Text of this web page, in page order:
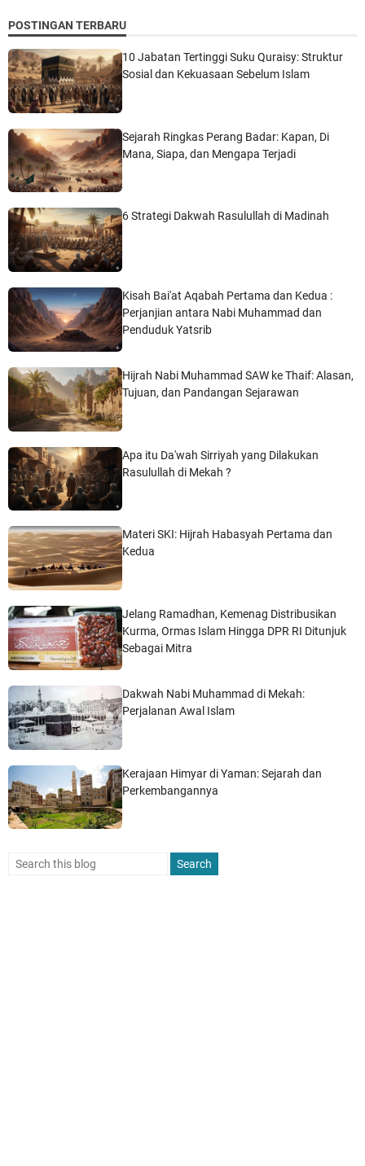
POSTINGAN TERBARU
10 Jabatan Tertinggi Suku Quraisy: Struktur
Sosial dan Kekuasaan Sebelum Islam
Sejarah Ringkas Perang Badar: Kapan, Di
Mana, Siapa, dan Mengapa Terjadi
6 Strategi Dakwah Rasulullah di Madinah
Kisah Bai'at Aqabah Pertama dan Kedua :
Perjanjian antara Nabi Muhammad dan
Penduduk Yatsrib
Hijrah Nabi Muhammad SAW ke Thaif: Alasan,
Tujuan, dan Pandangan Sejarawan
Apa itu Da'wah Sirriyah yang Dilakukan
Rasulullah di Mekah ?
Materi SKI: Hijrah Habasyah Pertama dan
Kedua
Jelang Ramadhan, Kemenag Distribusikan
Kurma, Ormas Islam Hingga DPR RI Ditunjuk
Sebagai Mitra
Dakwah Nabi Muhammad di Mekah:
Perjalanan Awal Islam
Kerajaan Himyar di Yaman: Sejarah dan
Perkembangannya